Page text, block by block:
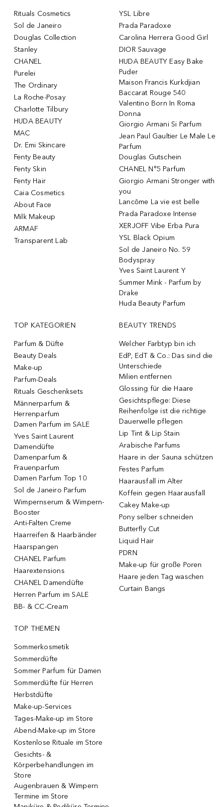
Rituals Cosmetics
Sol de Janeiro
Douglas Collection
Stanley
CHANEL
Purelei
The Ordinary
La Roche-Posay
Charlotte Tilbury
HUDA BEAUTY
MAC
Dr. Emi Skincare
Fenty Beauty
Fenty Skin
Fenty Hair
Caia Cosmetics
About Face
Milk Makeup
ARMAF
Transparent Lab
YSL Libre
Prada Paradoxe
Carolina Herrera Good Girl
DIOR Sauvage
HUDA BEAUTY Easy Bake
Puder
Maison Francis Kurkdjian
Baccarat Rouge 540
Valentino Born In Roma
Donna
Giorgio Armani Si Parfum
Jean Paul Gaultier Le Male Le
Parfum
Douglas Gutschein
CHANEL N°5 Parfum
Giorgio Armani Stronger with
you
Lancôme La vie est belle
Prada Paradoxe Intense
XERJOFF Vibe Erba Pura
YSL Black Opium
Sol de Janeiro No. 59
Bodyspray
Yves Saint Laurent Y
Summer Mink - Parfum by
Drake
Huda Beauty Parfum
TOP KATEGORIEN
Parfum & Düfte
Beauty Deals
Make-up
Parfum-Deals
Rituals Geschenksets
Männerparfum &
Herrenparfum
Damen Parfum im SALE
Yves Saint Laurent
Damendüfte
Damenparfum &
Frauenparfum
Damen Parfum Top 10
Sol de Janeiro Parfum
Wimpernserum & Wimpern-
Booster
Anti-Falten Creme
Haarreifen & Haarbänder
Haarspangen
CHANEL Parfum
Haarextensions
CHANEL Damendüfte
Herren Parfum im SALE
BB- & CC-Cream
BEAUTY TRENDS
Welcher Farbtyp bin ich
EdP, EdT & Co.: Das sind die
Unterschiede
Milien entfernen
Glossing für die Haare
Gesichtspflege: Diese
Reihenfolge ist die richtige
Dauerwelle pflegen
Lip Tint & Lip Stain
Arabische Parfums
Haare in der Sauna schützen
Festes Parfum
Haarausfall im Alter
Koffein gegen Haarausfall
Cakey Make-up
Pony selber schneiden
Butterfly Cut
Liquid Hair
PDRN
Make-up für große Poren
Haare jeden Tag waschen
Curtain Bangs
TOP THEMEN
Sommerkosmetik
Sommerdüfte
Sommer Parfum für Damen
Sommerdüfte für Herren
Herbstdüfte
Make-up-Services
Tages-Make-up im Store
Abend-Make-up im Store
Kostenlose Rituale im Store
Gesichts- &
Körperbehandlungen im
Store
Augenbrauen & Wimpern
Termine im Store